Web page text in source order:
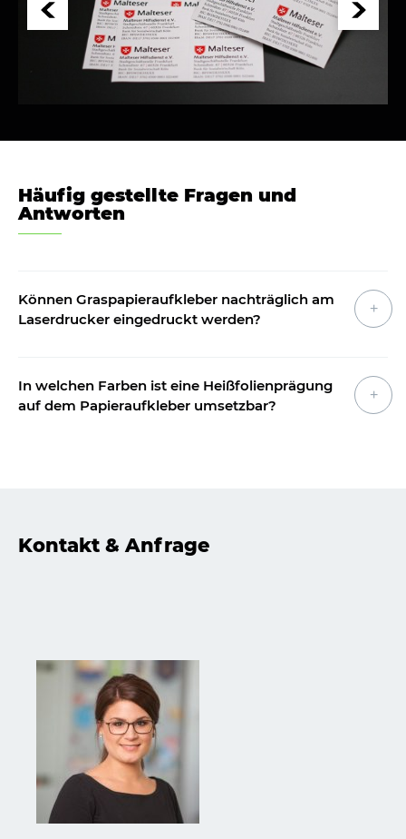
Häufig gestellte Fragen und
Antworten
Können Graspapieraufkleber nachträglich am
Laserdrucker eingedruckt werden?
In welchen Farben ist eine Heißfolienprägung
auf dem Papieraufkleber umsetzbar?
Kontakt & Anfrage